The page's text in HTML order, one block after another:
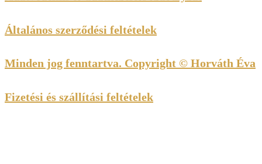
Általános szerződési feltételek
Minden jog fenntartva. Copyright © Horváth Éva
Fizetési és szállítási feltételek